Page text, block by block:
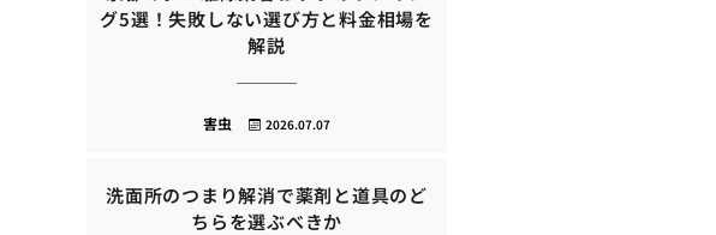
グ5選！失敗しない選び方と料金相場を
解説
2026.07.07
害虫
洗面所のつまり解消で薬剤と道具のど
ちらを選ぶべきか